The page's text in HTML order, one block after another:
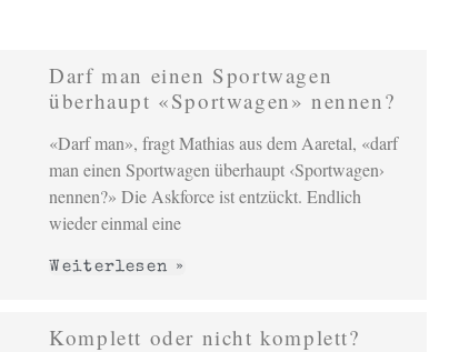
Darf man einen Sportwagen
überhaupt «Sportwagen» nennen?
«Darf man», fragt Mathias aus dem Aaretal, «darf
man einen Sportwagen überhaupt ‹Sportwagen›
nennen?» Die Askforce ist entzückt. Endlich
wieder einmal eine
Weiterlesen »
Komplett oder nicht komplett?